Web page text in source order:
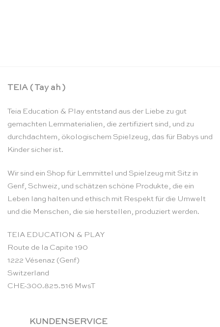
TEIA ( Tay ah )
Teia Education & Play entstand aus der Liebe zu gut
gemachten Lernmaterialien, die zertifiziert sind, und zu
durchdachtem, ökologischem Spielzeug, das für Babys und
Kinder sicher ist.
Wir sind ein Shop für Lernmittel und Spielzeug mit Sitz in
Genf, Schweiz, und schätzen schöne Produkte, die ein
Leben lang halten und ethisch mit Respekt für die Umwelt
und die Menschen, die sie herstellen, produziert werden.
TEIA EDUCATION & PLAY
Route de la Capite 190
1222 Vésenaz (Genf)
Switzerland
CHE-300.825.516 MwsT
KUNDENSERVICE